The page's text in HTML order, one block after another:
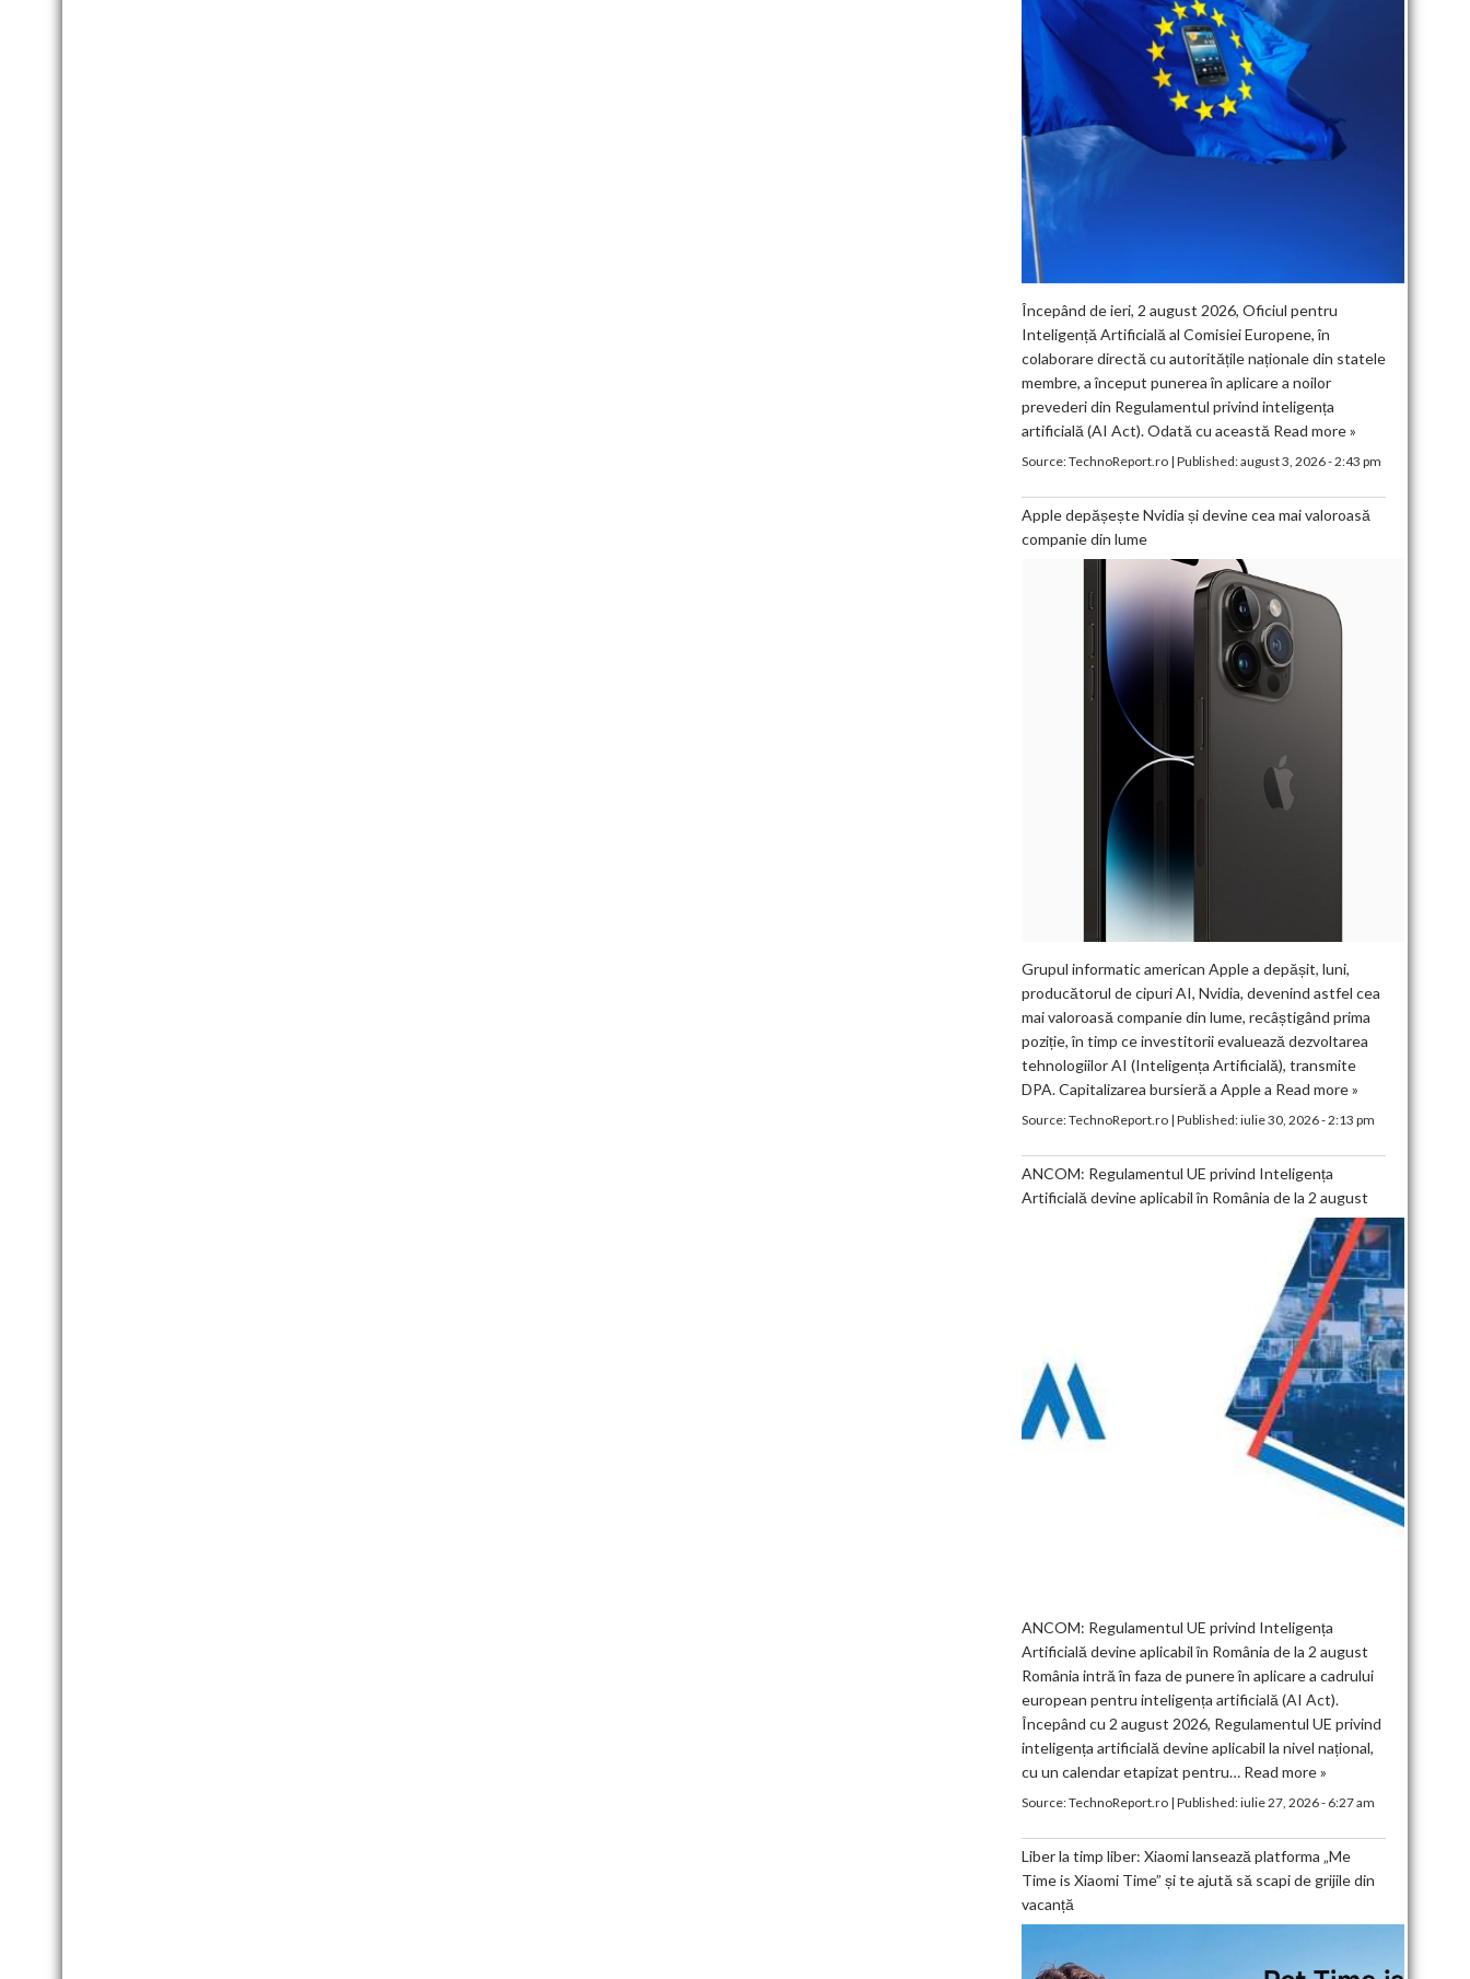
Începând de ieri, 2 august 2026, Oficiul pentru
Inteligență Artificială al Comisiei Europene, în
colaborare directă cu autoritățile naționale din statele
membre, a început punerea în aplicare a noilor
prevederi din Regulamentul privind inteligența
artificială (AI Act). Odată cu această Read more »
Source:TechnoReport.ro| Published:august 3, 2026 - 2:43 pm
Apple depășește Nvidia și devine cea mai valoroasă
companie din lume
Grupul informatic american Apple a depășit, luni,
producătorul de cipuri AI, Nvidia, devenind astfel cea
mai valoroasă companie din lume, recâștigând prima
poziție, în timp ce investitorii evaluează dezvoltarea
tehnologiilor AI (Inteligența Artificială), transmite
DPA. Capitalizarea bursieră a Apple a Read more »
Source:TechnoReport.ro| Published:iulie 30, 2026 - 2:13 pm
ANCOM: Regulamentul UE privind Inteligența
Artificială devine aplicabil în România de la 2 august
ANCOM: Regulamentul UE privind Inteligența
Artificială devine aplicabil în România de la 2 august
România intră în faza de punere în aplicare a cadrului
european pentru inteligența artificială (AI Act).
Începând cu 2 august 2026, Regulamentul UE privind
inteligența artificială devine aplicabil la nivel național,
cu un calendar etapizat pentru… Read more »
Source:TechnoReport.ro| Published:iulie 27, 2026 - 6:27 am
Liber la timp liber: Xiaomi lansează platforma „Me
Time is Xiaomi Time” și te ajută să scapi de grijile din
vacanță